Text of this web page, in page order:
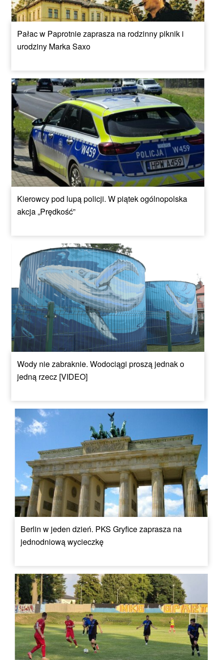
Pałac w Paprotnie zaprasza na rodzinny piknik i
urodziny Marka Saxo
Kierowcy pod lupą policji. W piątek ogólnopolska
akcja „Prędkość”
Wody nie zabraknie. Wodociągi proszą jednak o
jedną rzecz [VIDEO]
Berlin w jeden dzień. PKS Gryfice zaprasza na
jednodniową wycieczkę